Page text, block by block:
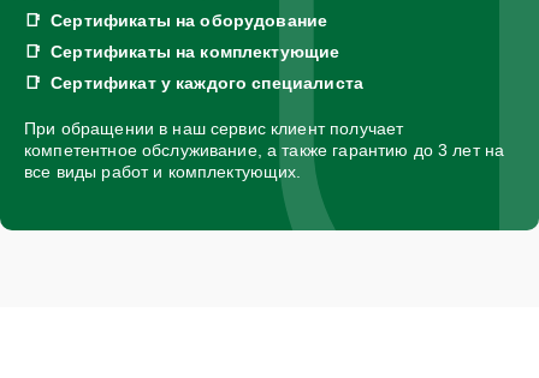
Сертификаты на оборудование
Сертификаты на комплектующие
Сертификат у каждого специалиста
При обращении в наш сервис клиент получает
компетентное обслуживание, а также гарантию до 3 лет на
все виды работ и комплектующих.